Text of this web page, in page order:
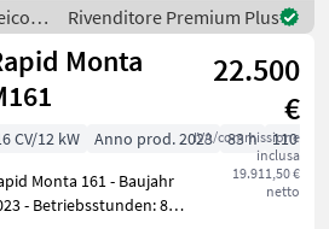
15”.
Rivenditore Premium Plus
Monta
22.500
€
IVA/commissione
inclusa
19.911,50 €
netto
CV/12 kW Anno prod. 2023 83 h
110 cm
Monta 161 - Baujahr
- Betriebsstunden: 83 -